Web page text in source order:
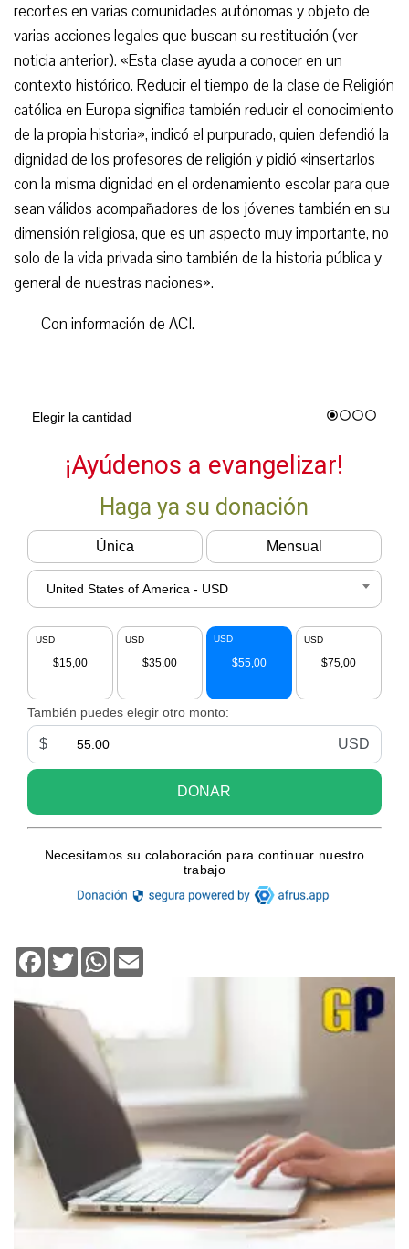
recortes en varias comunidades autónomas y objeto de
varias acciones legales que buscan su restitución (ver
noticia anterior). «Esta clase ayuda a conocer en un
contexto histórico. Reducir el tiempo de la clase de Religión
católica en Europa significa también reducir el conocimiento
de la propia historia», indicó el purpurado, quien defendió la
dignidad de los profesores de religión y pidió «insertarlos
con la misma dignidad en el ordenamiento escolar para que
sean válidos acompañadores de los jóvenes también en su
dimensión religiosa, que es un aspecto muy importante, no
solo de la vida privada sino también de la historia pública y
general de nuestras naciones».
Con información de ACI.
Facebook
TwitterWhatsApp